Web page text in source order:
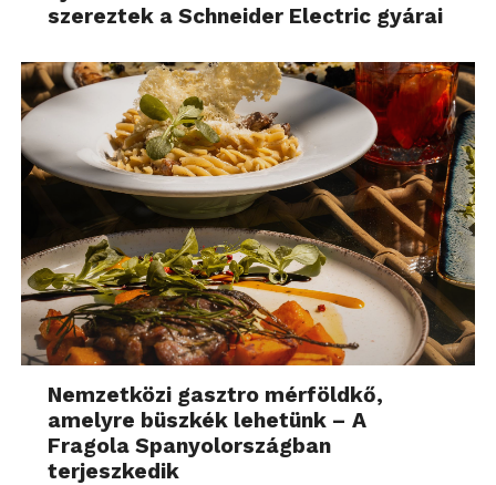
szereztek a Schneider Electric gyárai
Nemzetközi gasztro mérföldkő,
amelyre büszkék lehetünk – A
Fragola Spanyolországban
terjeszkedik